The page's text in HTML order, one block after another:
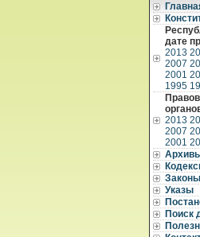
дате
2013
2007
2001
1995
2013
2007
2001
Законы
Указы
Поиск